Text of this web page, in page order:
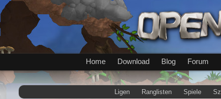
Home Download Blog Forum
Ligen Ranglisten Spiele